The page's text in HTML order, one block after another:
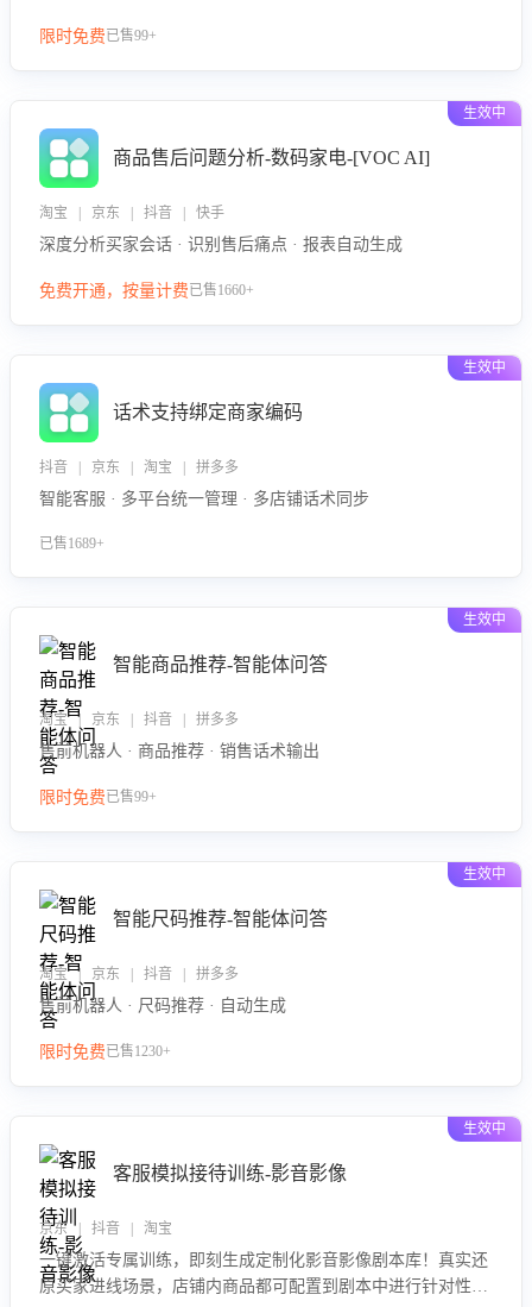
限时免费已售99+
生效中
商品售后问题分析-数码家电-[VOC AI]
淘宝 | 京东 | 抖音 | 快手
深度分析买家会话 · 识别售后痛点 · 报表自动生成
免费开通，按量计费已售1660+
生效中
话术支持绑定商家编码
抖音 | 京东 | 淘宝 | 拼多多
智能客服 · 多平台统一管理 · 多店铺话术同步
已售1689+
生效中
智能商品推荐-智能体问答
淘宝 | 京东 | 抖音 | 拼多多
售前机器人 · 商品推荐 · 销售话术输出
限时免费已售99+
生效中
智能尺码推荐-智能体问答
淘宝 | 京东 | 抖音 | 拼多多
售前机器人 · 尺码推荐 · 自动生成
限时免费已售1230+
生效中
客服模拟接待训练-影音影像
京东 | 抖音 | 淘宝
一键激活专属训练，即刻生成定制化影音影像剧本库！真实还
原买家进线场景，店铺内商品都可配置到剧本中进行针对性训